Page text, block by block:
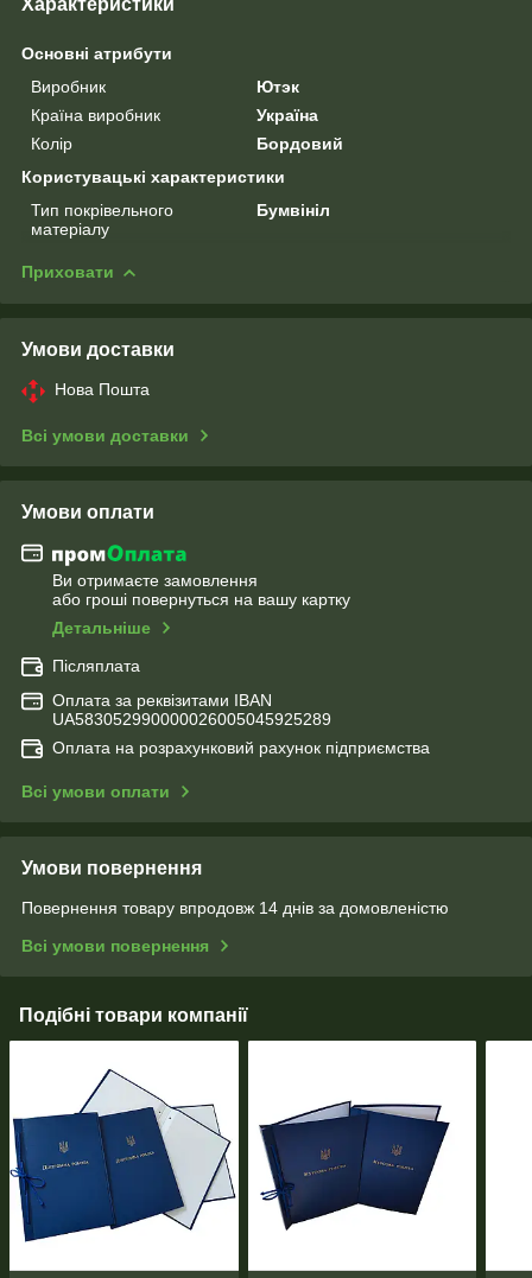
Основні атрибути
Виробник
Ютэк
Країна виробник
Україна
Колір
Бордовий
Користувацькі характеристики
Тип покрівельного
матеріалу
Бумвініл
Приховати
Умови доставки
Нова Пошта
Всі умови доставки
Умови оплати
Ви отримаєте замовлення
або гроші повернуться на вашу картку
Детальніше
Післяплата
Оплата за реквізитами IBAN
UA583052990000026005045925289
Оплата на розрахунковий рахунок підприємства
Всі умови оплати
Умови повернення
Повернення товару впродовж 14 днів за домовленістю
Всі умови повернення
Подібні товари компанії